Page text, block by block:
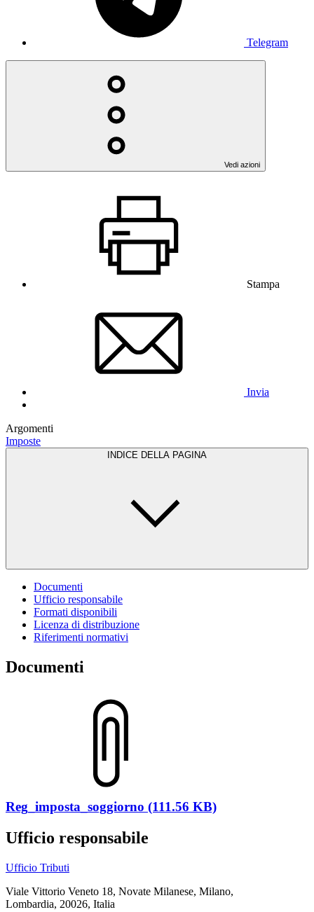
Telegram
Vedi azioni
Stampa
Invia
Argomenti
Imposte
INDICE DELLA PAGINA
Documenti
Ufficio responsabile
Formati disponibili
Licenza di distribuzione
Riferimenti normativi
Documenti
Reg_imposta_soggiorno (111.56 KB)
Ufficio responsabile
Ufficio Tributi
Viale Vittorio Veneto 18, Novate Milanese, Milano,
Lombardia, 20026, Italia